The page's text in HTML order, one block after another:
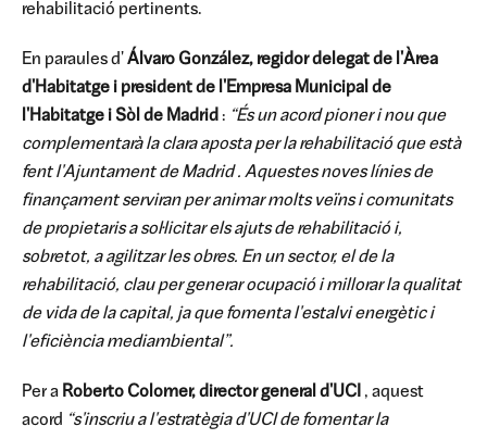
rehabilitació pertinents.
En paraules d'Álvaro González, regidor delegat de l'Àrea
d'Habitatge i president de l'Empresa Municipal de
l'Habitatge i Sòl de Madrid : “És un acord pioner i nou que
complementarà la clara aposta per la rehabilitació que està
fent l'Ajuntament de Madrid . Aquestes noves línies de
finançament serviran per animar molts veïns i comunitats
de propietaris a sol·licitar els ajuts de rehabilitació i,
sobretot, a agilitzar les obres. En un sector, el de la
rehabilitació, clau per generar ocupació i millorar la qualitat
de vida de la capital, ja que fomenta l'estalvi energètic i
l'eficiència mediambiental”.
Per a Roberto Colomer, director general d'UCI , aquest
acord “s'inscriu a l'estratègia d'UCI de fomentar la